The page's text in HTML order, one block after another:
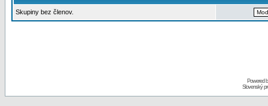
Skupiny bez členov.
Powered
Slovenský